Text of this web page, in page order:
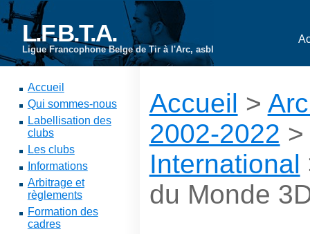
L.F.B.T.A.
Ligue Francophone Belge de Tir à l'Arc, asbl
Accueil
Qui sommes-nous
Labellisation des
clubs
Les clubs
Informations
Arbitrage et
règlements
Formation des
cadres
Accueil >
2002-2022
International
du Monde